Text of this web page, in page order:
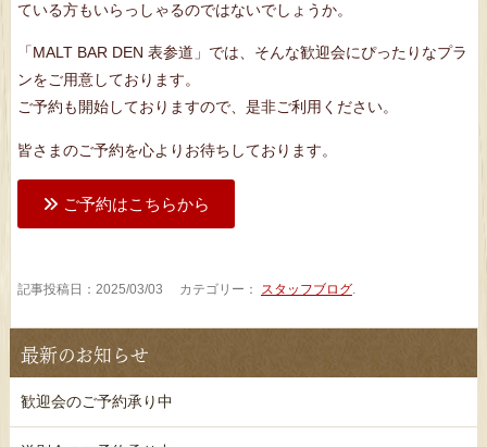
ている方もいらっしゃるのではないでしょうか。
「MALT BAR DEN 表参道」では、そんな歓迎会にぴったりなプラ
ンをご用意しております。
ご予約も開始しておりますので、是非ご利用ください。
皆さまのご予約を心よりお待ちしております。
ご予約はこちらから
記事投稿日：2025/03/03 カテゴリー： スタッフブログ.
最新のお知らせ
歓迎会のご予約承り中